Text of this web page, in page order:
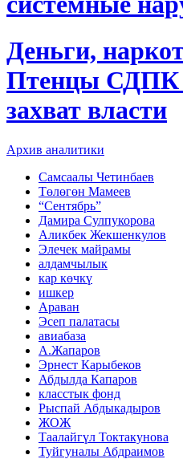
Деньги,
Птенцы СДПК
захват власти
Архив аналитики
Самсаалы Четинбаев
Төлөгөн Мамеев
“Сентябрь”
Дамира Сулпукорова
Аликбек Жекшенкулов
Элечек майрамы
алдамчылык
кар көчкү
ишкер
Араван
Эсеп палатасы
авиабаза
А.Жапаров
Эрнест Карыбеков
Абдылда Капаров
класстык фонд
Рыспай Абдыкадыров
ЖОЖ
Таалайгүл Токтакунова
Туйгуналы Абдраимов